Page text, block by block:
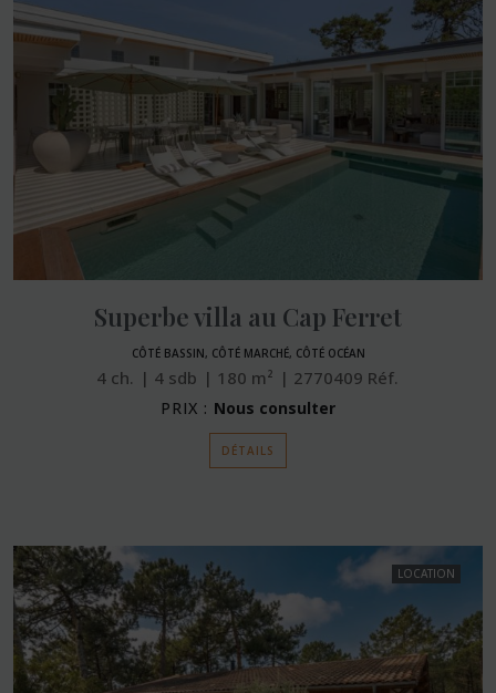
Superbe villa au Cap Ferret
CÔTÉ BASSIN, CÔTÉ MARCHÉ, CÔTÉ OCÉAN
4 ch. 4 sdb 180 m² 2770409 Réf.
PRIX : Nous consulter
DÉTAILS
LOCATION